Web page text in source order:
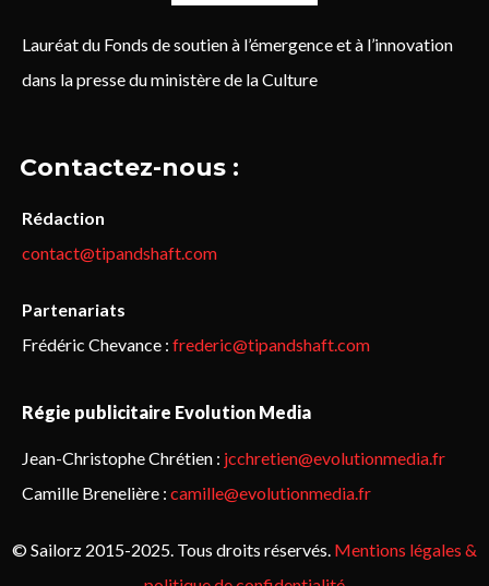
Lauréat du Fonds de soutien à l’émergence et à l’innovation
dans la presse du ministère de la Culture
Contactez-nous :
Rédaction
contact@tipandshaft.com
Partenariats
Frédéric Chevance : frederic@tipandshaft.com
Régie publicitaire Evolution Media
Jean-Christophe Chrétien : jcchretien@evolutionmedia.fr
Camille Brenelière : camille@evolutionmedia.fr
© Sailorz 2015-2025. Tous droits réservés. Mentions légales &